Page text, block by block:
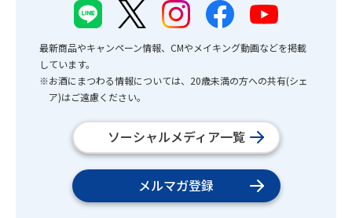
最新商品やキャンペーン情報、CMやメイキング動画などを掲載
しています。
※お酒にまつわる情報については、20歳未満の方への共有(シェ
ア)はご遠慮ください。
ソーシャルメディア一覧
メルマガ登録